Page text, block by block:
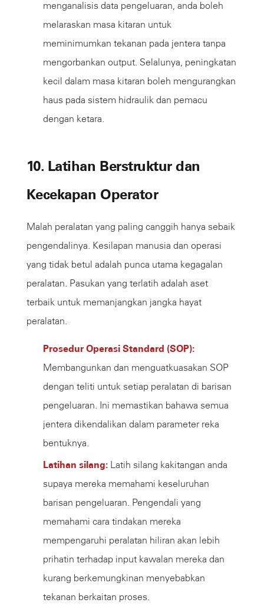
menganalisis data pengeluaran, anda boleh
melaraskan masa kitaran untuk
meminimumkan tekanan pada jentera tanpa
mengorbankan output. Selalunya, peningkatan
kecil dalam masa kitaran boleh mengurangkan
haus pada sistem hidraulik dan pemacu
dengan ketara.
10. Latihan Berstruktur dan
Kecekapan Operator
Malah peralatan yang paling canggih hanya sebaik
pengendalinya. Kesilapan manusia dan operasi
yang tidak betul adalah punca utama kegagalan
peralatan. Pasukan yang terlatih adalah aset
terbaik untuk memanjangkan jangka hayat
peralatan.
Prosedur Operasi Standard (SOP):
Membangunkan dan menguatkuasakan SOP
dengan teliti untuk setiap peralatan di barisan
pengeluaran. Ini memastikan bahawa semua
jentera dikendalikan dalam parameter reka
bentuknya.
Latihan silang: Latih silang kakitangan anda
supaya mereka memahami keseluruhan
barisan pengeluaran. Pengendali yang
memahami cara tindakan mereka
mempengaruhi peralatan hiliran akan lebih
prihatin terhadap input kawalan mereka dan
kurang berkemungkinan menyebabkan
tekanan berkaitan proses.